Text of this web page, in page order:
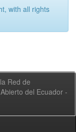
with all rights
Red de
del Ecuador -